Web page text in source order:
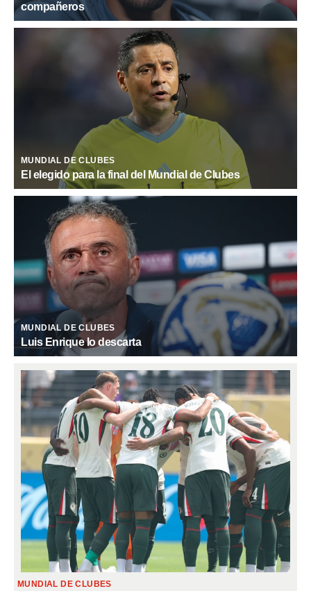
compañeros
MUNDIAL DE CLUBES
El elegido para la final del Mundial de Clubes
MUNDIAL DE CLUBES
Luis Enrique lo descarta
MUNDIAL DE CLUBES